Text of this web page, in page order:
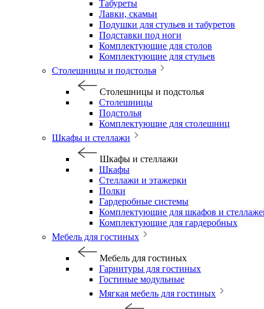
Табуреты
Лавки, скамьи
Подушки для стульев и табуретов
Подставки под ноги
Комплектующие для столов
Комплектующие для стульев
Столешницы и подстолья
Столешницы и подстолья
Столешницы
Подстолья
Комплектующие для столешниц
Шкафы и стеллажи
Шкафы и стеллажи
Шкафы
Стеллажи и этажерки
Полки
Гардеробные системы
Комплектующие для шкафов и
Комплектующие для гардеробных
Мебель для гостиных
Мебель для гостиных
Гарнитуры для гостиных
Гостиные модульные
Мягкая мебель для гостиных